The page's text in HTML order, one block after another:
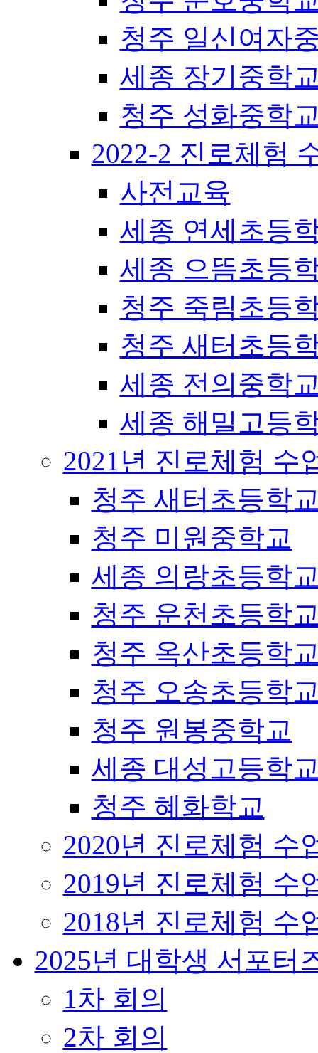
청주 일신여자
세종 장기중학
청주 성화중학
2022-2 진로체험
사전교육
세종 연세초등
세종 으뜸초등
청주 죽림초등
청주 새터초등
세종 전의중학
세종 해밀고등
2021년 진로체험 수
청주 새터초등학
청주 미원중학교
세종 의랑초등학
청주 운천초등학
청주 옥산초등학
청주 오송초등학
청주 원봉중학교
세종 대성고등학
청주 혜화학교
2020년 진로체험 수
2019년 진로체험 수
2018년 진로체험 수
2025년 대학생 서포터
1차 회의
2차 회의